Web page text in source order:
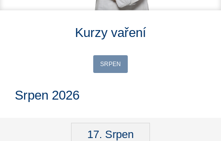
Kurzy vaření
SRPEN
Srpen 2026
17. Srpen